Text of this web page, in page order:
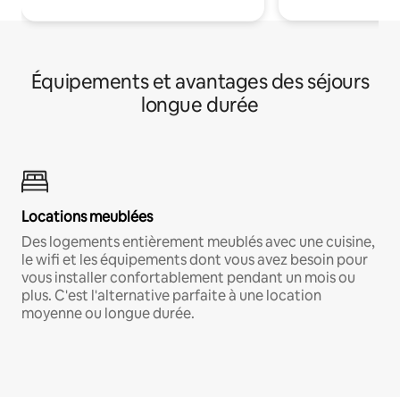
Équipements et avantages des séjours
longue durée
Locations meublées
Des logements entièrement meublés avec une cuisine,
le wifi et les équipements dont vous avez besoin pour
vous installer confortablement pendant un mois ou
plus. C'est l'alternative parfaite à une location
moyenne ou longue durée.